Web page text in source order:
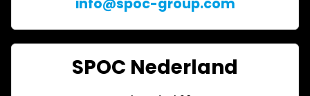
info@spoc-group.com
SPOC Nederland